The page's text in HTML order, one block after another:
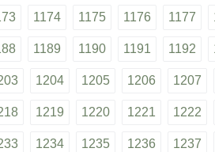
1174 1175 1176 1177
1189 1190 1191 1192
1204 1205 1206 1207
1219 1220 1221 1222
1234 1235 1236 1237